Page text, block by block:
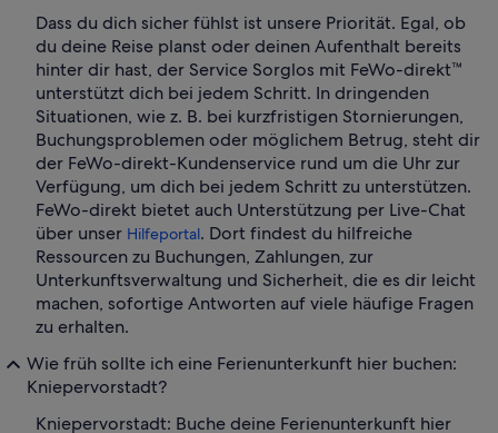
Dass du dich sicher fühlst ist unsere Priorität. Egal, ob
du deine Reise planst oder deinen Aufenthalt bereits
hinter dir hast, der Service Sorglos mit FeWo-direkt™
unterstützt dich bei jedem Schritt. In dringenden
Situationen, wie z. B. bei kurzfristigen Stornierungen,
Buchungsproblemen oder möglichem Betrug, steht dir
der FeWo-direkt-Kundenservice rund um die Uhr zur
Verfügung, um dich bei jedem Schritt zu unterstützen.
FeWo-direkt bietet auch Unterstützung per Live-Chat
über unser Hilfeportal. Dort findest du hilfreiche
Ressourcen zu Buchungen, Zahlungen, zur
Unterkunftsverwaltung und Sicherheit, die es dir leicht
machen, sofortige Antworten auf viele häufige Fragen
zu erhalten.
Wie früh sollte ich eine Ferienunterkunft hier buchen:
Kniepervorstadt?
Kniepervorstadt: Buche deine Ferienunterkunft hier